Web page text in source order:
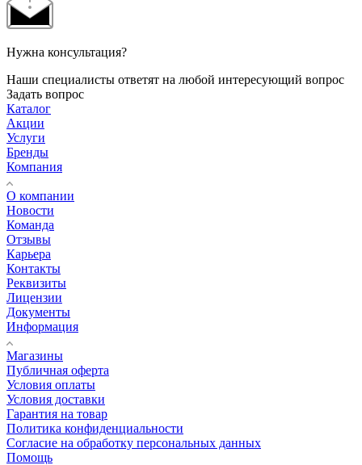
Нужна консультация?
Наши специалисты ответят на любой интересующий вопрос
Задать вопрос
Каталог
Акции
Услуги
Бренды
Компания
О компании
Новости
Команда
Отзывы
Карьера
Контакты
Реквизиты
Лицензии
Документы
Информация
Магазины
Публичная оферта
Условия оплаты
Условия доставки
Гарантия на товар
Политика конфиденциальности
Согласие на обработку персональных данных
Помощь